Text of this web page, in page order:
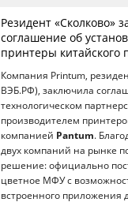
Резидент «Сколково»
соглашение об
принтеры китайского
Компания Printum,
ВЭБ.РФ), заключила
технологическом
производителем
компанией Pantum.
двух компаний на рынке
решение: официально
цветное МФУ с
встроенного приложения